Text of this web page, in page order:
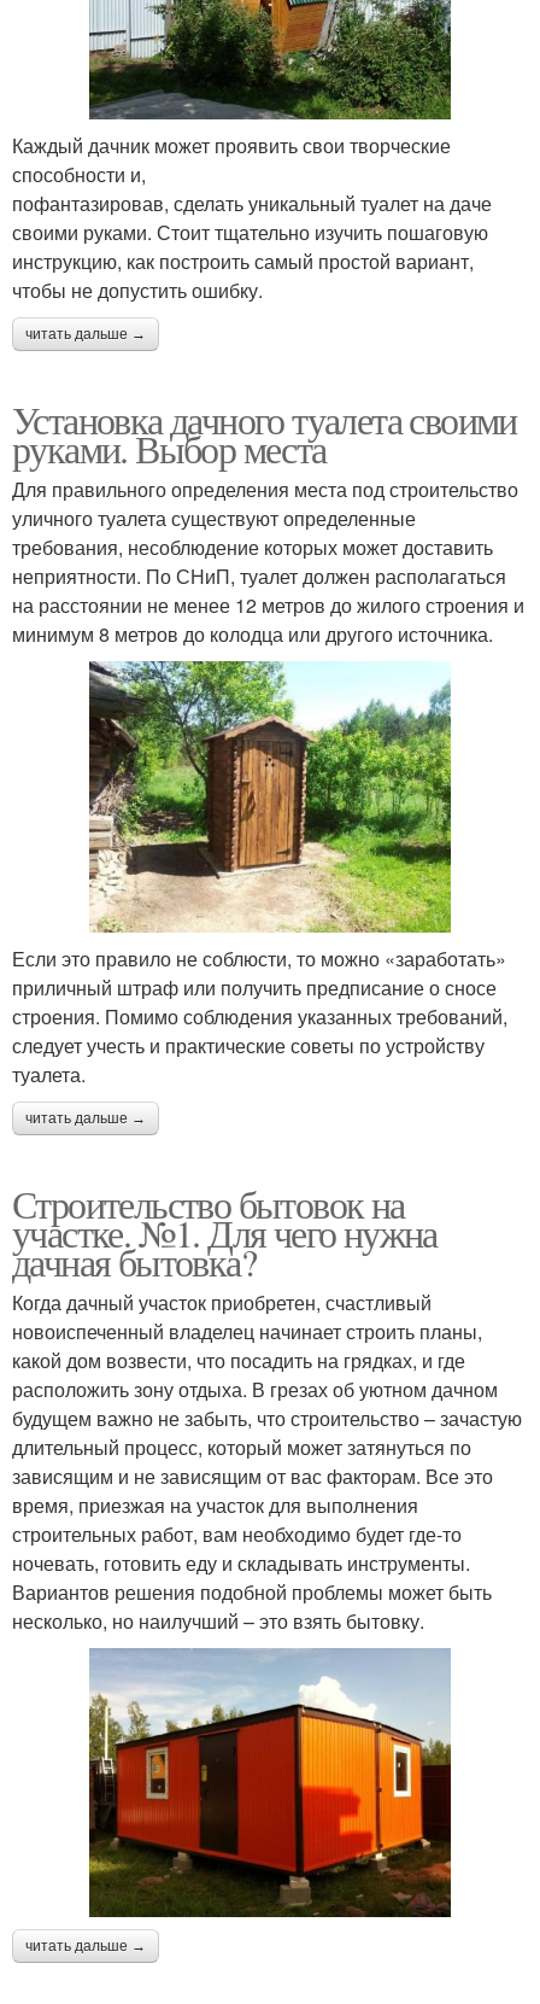
Каждый дачник может проявить свои творческие
способности и,
пофантазировав, сделать уникальный туалет на даче
своими руками. Стоит тщательно изучить пошаговую
инструкцию, как построить самый простой вариант,
чтобы не допустить ошибку.
читать дальше →
Установка дачного туалета своими
руками. Выбор места
Для правильного определения места под строительство
уличного туалета существуют определенные
требования, несоблюдение которых может доставить
неприятности. По СНиП, туалет должен располагаться
на расстоянии не менее 12 метров до жилого строения и
минимум 8 метров до колодца или другого источника.
Если это правило не соблюсти, то можно «заработать»
приличный штраф или получить предписание о сносе
строения. Помимо соблюдения указанных требований,
следует учесть и практические советы по устройству
туалета.
читать дальше →
Строительство бытовок на
участке. №1. Для чего нужна
дачная бытовка?
Когда дачный участок приобретен, счастливый
новоиспеченный владелец начинает строить планы,
какой дом возвести, что посадить на грядках, и где
расположить зону отдыха. В грезах об уютном дачном
будущем важно не забыть, что строительство – зачастую
длительный процесс, который может затянуться по
зависящим и не зависящим от вас факторам. Все это
время, приезжая на участок для выполнения
строительных работ, вам необходимо будет где-то
ночевать, готовить еду и складывать инструменты.
Вариантов решения подобной проблемы может быть
несколько, но наилучший – это взять бытовку.
читать дальше →